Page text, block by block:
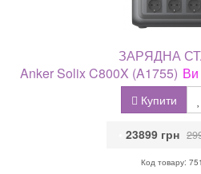
ЗАРЯДНА
Anker Solix C800X (A1755) Ви
Купити
23899 грн
Код товару: